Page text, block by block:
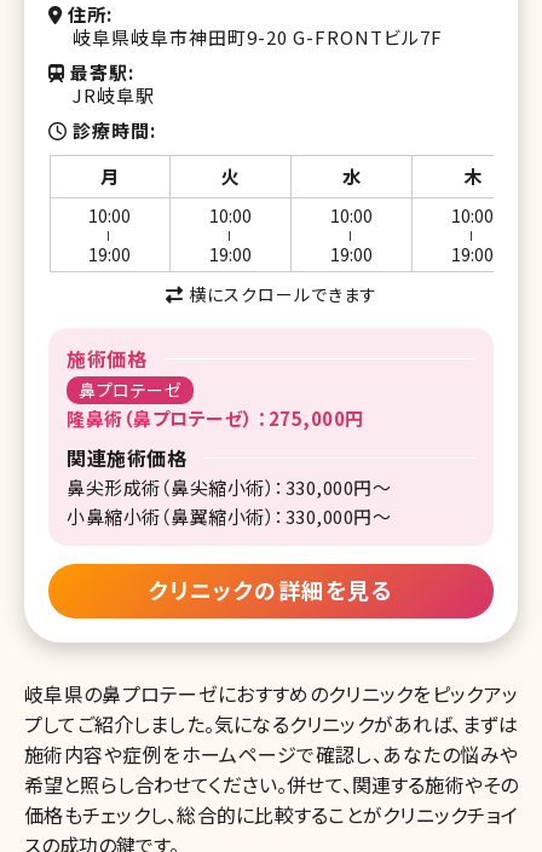
住所
岐阜県岐阜市神田町9-20 G-FRONTビル7F
最寄駅
JR岐阜駅
診療時間
月
火 水 木
10:00
19:00
10:00
19:00
10:00
19:00
10:00
19:00
横にスクロールできます
施術価格
鼻プロテーゼ
隆鼻術（鼻プロテーゼ） ：275,000円
関連施術価格
鼻尖形成術（鼻尖縮小術）：330,000円～
小鼻縮小術（鼻翼縮小術）：330,000円～
クリニックの詳細を見る
岐阜県の鼻プロテーゼにおすすめのクリニックをピックアッ
プしてご紹介しました。気になるクリニックがあれば、まずは
施術内容や症例をホームページで確認し、あなたの悩みや
希望と照らし合わせてください。併せて、関連する施術やその
価格もチェックし、総合的に比較することがクリニックチョイ
スの成功の鍵です。